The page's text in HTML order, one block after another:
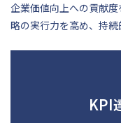
企業価値向上への貢献
略の実行力を高め、持続
KPI